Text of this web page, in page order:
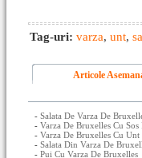
Tag-uri: varza, unt,
Articole
- Salata De Varza De
- Varza De Bruxelles Cu Sos
- Varza De Bruxelles Cu Unt
- Salata Din Varza De
- Pui Cu Varza De Bruxelles